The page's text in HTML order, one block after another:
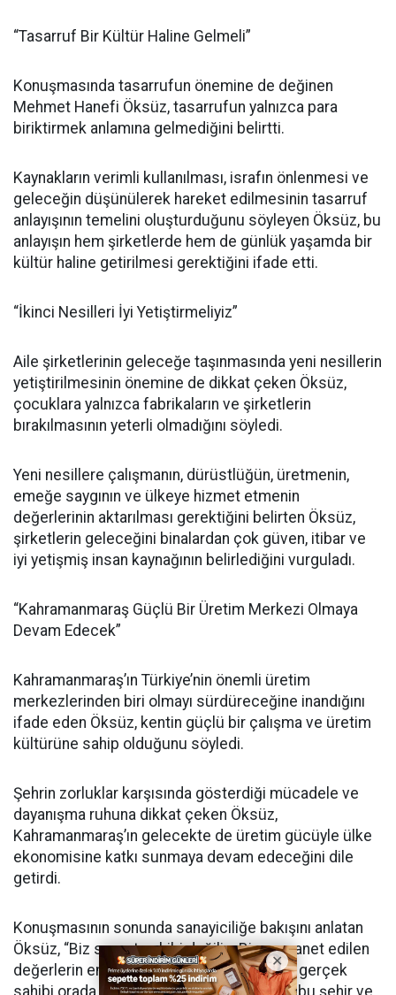
“Tasarruf Bir Kültür Haline Gelmeli”
Konuşmasında tasarrufun önemine de değinen
Mehmet Hanefi Öksüz, tasarrufun yalnızca para
biriktirmek anlamına gelmediğini belirtti.
Kaynakların verimli kullanılması, israfın önlenmesi ve
geleceğin düşünülerek hareket edilmesinin tasarruf
anlayışının temelini oluşturduğunu söyleyen Öksüz, bu
anlayışın hem şirketlerde hem de günlük yaşamda bir
kültür haline getirilmesi gerektiğini ifade etti.
“İkinci Nesilleri İyi Yetiştirmeliyiz”
Aile şirketlerinin geleceğe taşınmasında yeni nesillerin
yetiştirilmesinin önemine de dikkat çeken Öksüz,
çocuklara yalnızca fabrikaların ve şirketlerin
bırakılmasının yeterli olmadığını söyledi.
Yeni nesillere çalışmanın, dürüstlüğün, üretmenin,
emeğe saygının ve ülkeye hizmet etmenin
değerlerinin aktarılması gerektiğini belirten Öksüz,
şirketlerin geleceğini binalardan çok güven, itibar ve
iyi yetişmiş insan kaynağının belirlediğini vurguladı.
“Kahramanmaraş Güçlü Bir Üretim Merkezi Olmaya
Devam Edecek”
Kahramanmaraş’ın Türkiye’nin önemli üretim
merkezlerinden biri olmayı sürdüreceğine inandığını
ifade eden Öksüz, kentin güçlü bir çalışma ve üretim
kültürüne sahip olduğunu söyledi.
Şehrin zorluklar karşısında gösterdiği mücadele ve
dayanışma ruhuna dikkat çeken Öksüz,
Kahramanmaraş’ın gelecekte de üretim gücüyle ülke
ekonomisine katkı sunmaya devam edeceğini dile
getirdi.
Konuşmasının sonunda sanayiciliğe bakışını anlatan
Öksüz, “Biz servet sahibi değiliz. Bize emanet edilen
değerlerin emanetçisiyiz. Fabrikalarımızın gerçek
sahibi orada alın teri döken çalışanlarımız, bu şehir ve